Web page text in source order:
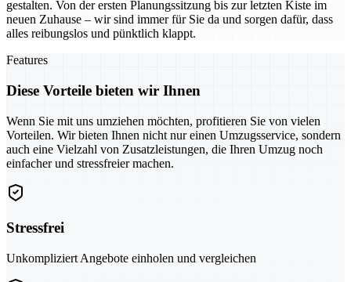
gestalten. Von der ersten Planungssitzung bis zur letzten Kiste im
neuen Zuhause – wir sind immer für Sie da und sorgen dafür, dass
alles reibungslos und pünktlich klappt.
Features
Diese Vorteile bieten wir Ihnen
Wenn Sie mit uns umziehen möchten, profitieren Sie von vielen
Vorteilen. Wir bieten Ihnen nicht nur einen Umzugsservice, sondern
auch eine Vielzahl von Zusatzleistungen, die Ihren Umzug noch
einfacher und stressfreier machen.
Stressfrei
Unkompliziert Angebote einholen und vergleichen